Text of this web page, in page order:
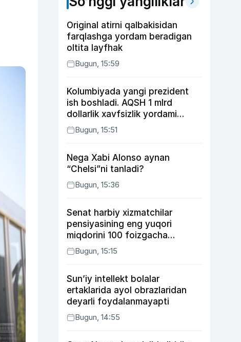
Original atirni qalbakisidan
farqlashga yordam beradigan
oltita layfhak
Bugun, 15:59
Kolumbiyada yangi prezident
ish boshladi. AQSH 1 mlrd
dollarlik xavfsizlik yordami
bermoqchi
Bugun, 15:51
Nega Xabi Alonso aynan
“Chelsi”ni tanladi?
Bugun, 15:36
Senat harbiy xizmatchilar
pensiyasining eng yuqori
miqdorini 100 foizgacha
oshirishni nazarda tutuvchi
qonunni ma’qulladi
Bugun, 15:15
Sun’iy intellekt bolalar
ertaklarida ayol obrazlaridan
deyarli foydalanmayapti
Bugun, 14:55